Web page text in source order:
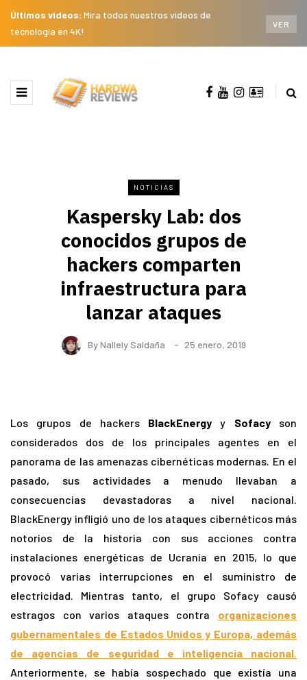
Últimos videos: Mira todos nuestros videos de
tecnología en 4K!
VER
NOTICIAS
Kaspersky Lab: dos
conocidos grupos de
hackers comparten
infraestructura para
lanzar ataques
ByNallely Saldaña 25 enero, 2019
Los grupos de hackers BlackEnergy y Sofacyson
considerados dos de los principales agentes en el
panorama de las amenazas cibernéticas modernas. En el
pasado, sus actividades a menudo llevaban a
consecuencias devastadoras a nivel nacional.
BlackEnergy infligió uno de los ataques cibernéticos más
notorios de la historia con sus acciones contra
instalaciones energéticas de Ucrania en 2015, lo que
provocó varias interrupciones en el suministro de
electricidad. Mientras tanto, el grupo Sofacy causó
estragos con varios ataques contra organizaciones
gubernamentales de Estados Unidos y Europa, además
de agencias de seguridad e inteligencia nacional.
Anteriormente, se había sospechado que existía una